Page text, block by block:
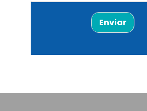
Enviar